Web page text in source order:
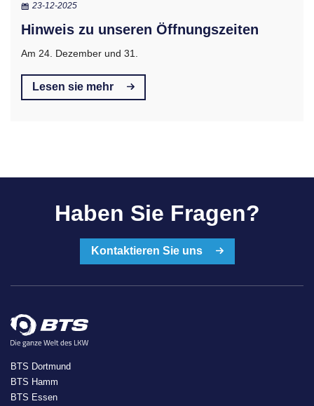
23-12-2025
Hinweis zu unseren Öffnungszeiten
Am 24. Dezember und 31.
Lesen sie mehr
Haben Sie Fragen?
Kontaktieren Sie uns
BTS Dortmund
BTS Hamm
BTS Essen